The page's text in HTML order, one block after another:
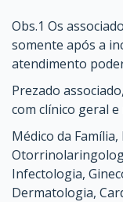
Obs.1 Os
somente após a
atendimento
Prezado
com clínico geral
Médico da
Infectologia,
Dermatologia,